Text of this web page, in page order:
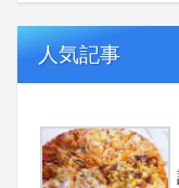
人気記事